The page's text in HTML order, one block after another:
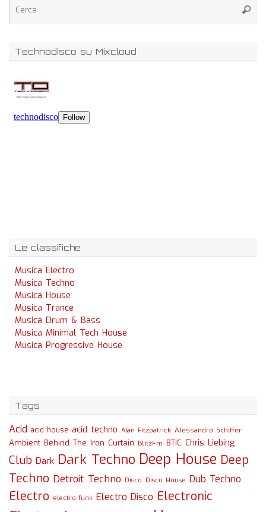
Technodisco su Mixcloud
Le classifiche
Musica Electro
Musica Techno
Musica House
Musica Trance
Musica Drum & Bass
Musica Minimal Tech House
Musica Progressive House
Tags
Acid acid house acid techno Alan Fitzpatrick Alessandro Schiffer
Ambient Behind The Iron Curtain BlitzFm BTIC Chris Liebing
Club Dark Dark Techno Deep House Deep
Techno Detroit Techno Disco Disco House Dub Techno
Electro electro-funk Electro Disco Electronic